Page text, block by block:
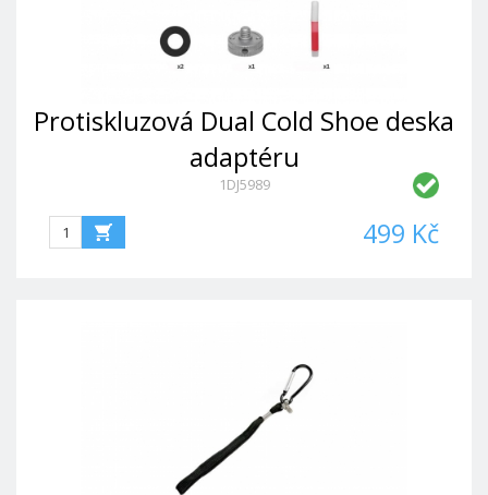
Protiskluzová Dual Cold Shoe deska
adaptéru
1DJ5989
499 Kč